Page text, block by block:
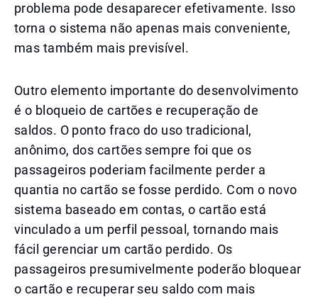
problema pode desaparecer efetivamente. Isso
torna o sistema não apenas mais conveniente,
mas também mais previsível.
Outro elemento importante do desenvolvimento
é o bloqueio de cartões e recuperação de
saldos. O ponto fraco do uso tradicional,
anônimo, dos cartões sempre foi que os
passageiros poderiam facilmente perder a
quantia no cartão se fosse perdido. Com o novo
sistema baseado em contas, o cartão está
vinculado a um perfil pessoal, tornando mais
fácil gerenciar um cartão perdido. Os
passageiros presumivelmente poderão bloquear
o cartão e recuperar seu saldo com mais